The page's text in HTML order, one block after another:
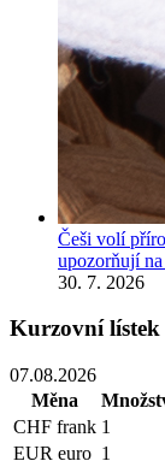
Češi volí
upozorňují
30. 7. 2026
Kurzovní lístek
07.08.2026
Měna
CHF frank 1
EUR euro 1